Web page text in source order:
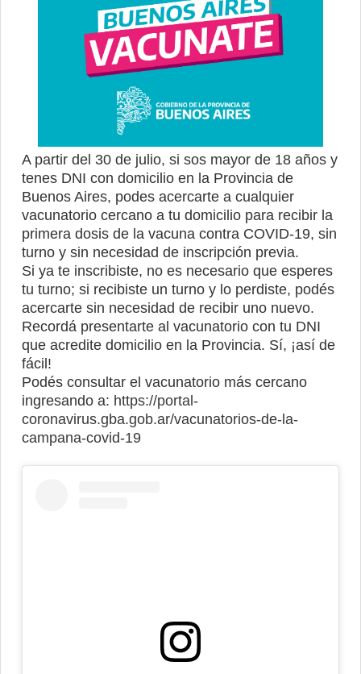
A partir del 30 de julio, si sos mayor de 18 años y
tenes DNI con domicilio en la Provincia de
Buenos Aires, podes acercarte a cualquier
vacunatorio cercano a tu domicilio para recibir la
primera dosis de la vacuna contra COVID-19, sin
turno y sin necesidad de inscripción previa.
Si ya te inscribiste, no es necesario que esperes
tu turno; si recibiste un turno y lo perdiste, podés
acercarte sin necesidad de recibir uno nuevo.
Recordá presentarte al vacunatorio con tu DNI
que acredite domicilio en la Provincia. Sí, ¡así de
fácil!
Podés consultar el vacunatorio más cercano
ingresando a: https://portal-
coronavirus.gba.gob.ar/vacunatorios-de-la-
campana-covid-19